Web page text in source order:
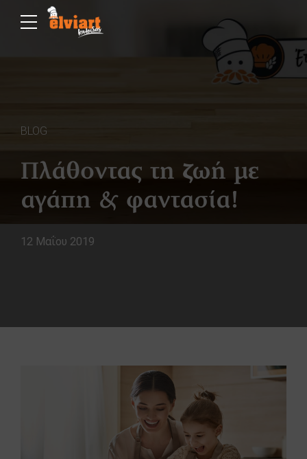
BLOG
Πλάθοντας τη ζωή με
αγάπη & φαντασία!
12 Μαΐου 2019